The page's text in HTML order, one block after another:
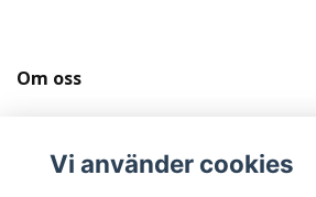
Om oss
Vi använder cookies